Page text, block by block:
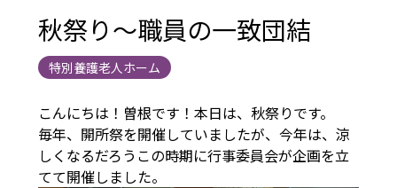
秋祭り～職員の一致団結
特別養護老人ホーム
こんにちは！曽根です！本日は、秋祭りです。
毎年、開所祭を開催していましたが、今年は、涼
しくなるだろうこの時期に行事委員会が企画を立
てて開催しました。